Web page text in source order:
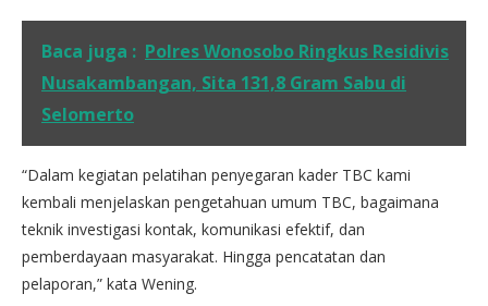
Baca juga : Polres Wonosobo Ringkus Residivis
Nusakambangan, Sita 131,8 Gram Sabu di
Selomerto
“Dalam kegiatan pelatihan penyegaran kader TBC kami
kembali menjelaskan pengetahuan umum TBC, bagaimana
teknik investigasi kontak, komunikasi efektif, dan
pemberdayaan masyarakat. Hingga pencatatan dan
pelaporan,” kata Wening.